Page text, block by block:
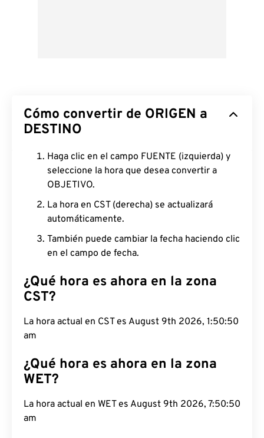
Cómo convertir de ORIGEN a
DESTINO
Haga clic en el campo FUENTE (izquierda) y
seleccione la hora que desea convertir a
OBJETIVO.
La hora en CST (derecha) se actualizará
automáticamente.
También puede cambiar la fecha haciendo clic
en el campo de fecha.
¿Qué hora es ahora en la zona
CST?
La hora actual en CST es August 9th 2026, 1:50:51
am
¿Qué hora es ahora en la zona
WET?
La hora actual en WET es August 9th 2026, 7:50:51
am